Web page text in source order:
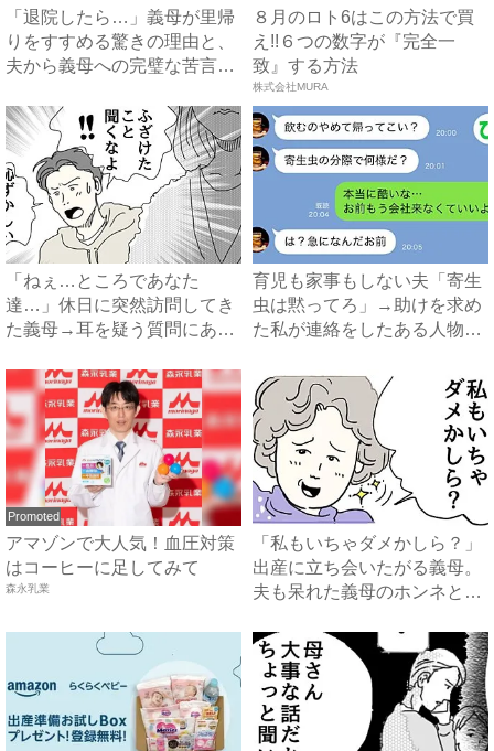
「退院したら…」義母が里帰
りをすすめる驚きの理由と、
夫から義母への完璧な苦言
８月のロト6はこの方法で買
え!!６つの数字が『完全一
致』する方法
株式会社MURA
「ねぇ…ところであなた
達…」休日に突然訪問してき
た義母→耳を疑う質問にあ
育児も家事もしない夫「寄生
虫は黙ってろ」→助けを求め
た私が連絡をしたある人物と
Promoted
アマゾンで大人気！血圧対策
はコーヒーに足してみて
森永乳業
「私もいちゃダメかしら？」
出産に立ち会いたがる義母。
夫も呆れた義母のホンネと